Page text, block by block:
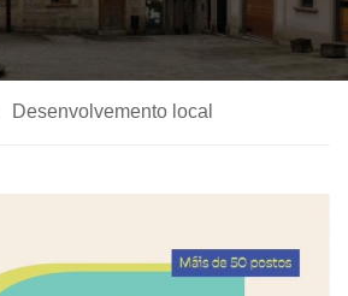
Desenvolvemento local